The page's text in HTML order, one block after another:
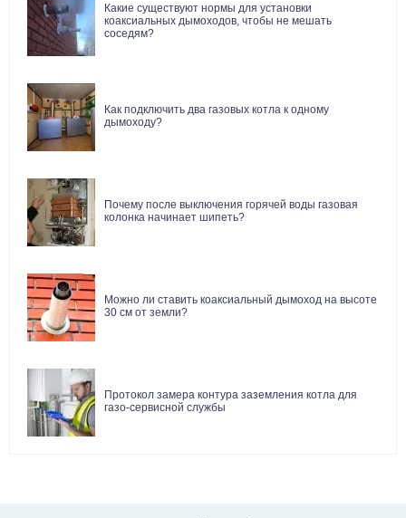
Какие существуют нормы для установки
коаксиальных дымоходов, чтобы не мешать
соседям?
Как подключить два газовых котла к одному
дымоходу?
Почему после выключения горячей воды газовая
колонка начинает шипеть?
Можно ли ставить коаксиальный дымоход на высоте
30 см от земли?
Протокол замера контура заземления котла для
газо-сервисной службы